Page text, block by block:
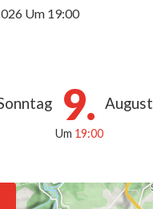
Um 19:00
9. August
Um 19:00